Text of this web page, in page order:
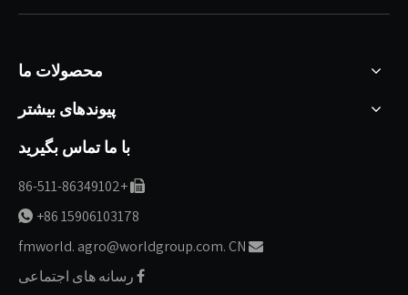
محصولات ما
پیوندهای بیشتر
با ما تماس بگیرید

+86-511-86349102
 +86 15906103178

fmworld. agro@worldgroup.com. CN
 رسانه های اجتماعی